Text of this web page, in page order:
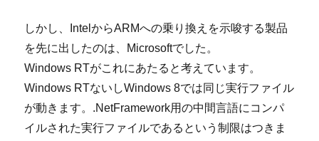
しかし、IntelからARMへの乗り換えを示唆する製品
を先に出したのは、Microsoftでした。
Windows RTがこれにあたると考えています。
Windows RTないしWindows 8では同じ実行ファイル
が動きます。.NetFramework用の中間言語にコンパ
イルされた実行ファイルであるという制限はつきま